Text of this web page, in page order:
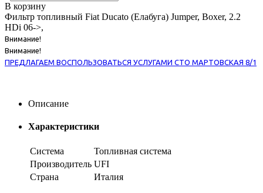
В корзину
Фильтр топливный Fiat Ducato (Елабуга) Jumper, Boxer, 2.2
HDi 06->,
Внимание!
Внимание!
ПРЕДЛАГАЕМ ВОСПОЛЬЗОВАТЬСЯ УСЛУГАМИ СТО МАРТОВСКАЯ 8/1
Описание
Характеристики
Система
Топливная система
Производитель UFI
Страна
Италия